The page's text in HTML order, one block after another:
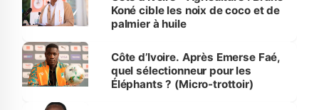
Koné cible les noix de coco et de
palmier à huile
Côte d’Ivoire. Après Emerse Faé,
quel sélectionneur pour les
Éléphants ? (Micro-trottoir)